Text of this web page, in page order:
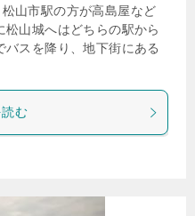
山市駅の方が高島屋など
山城へはどちらの駅から
スを降り、地下街にある
む